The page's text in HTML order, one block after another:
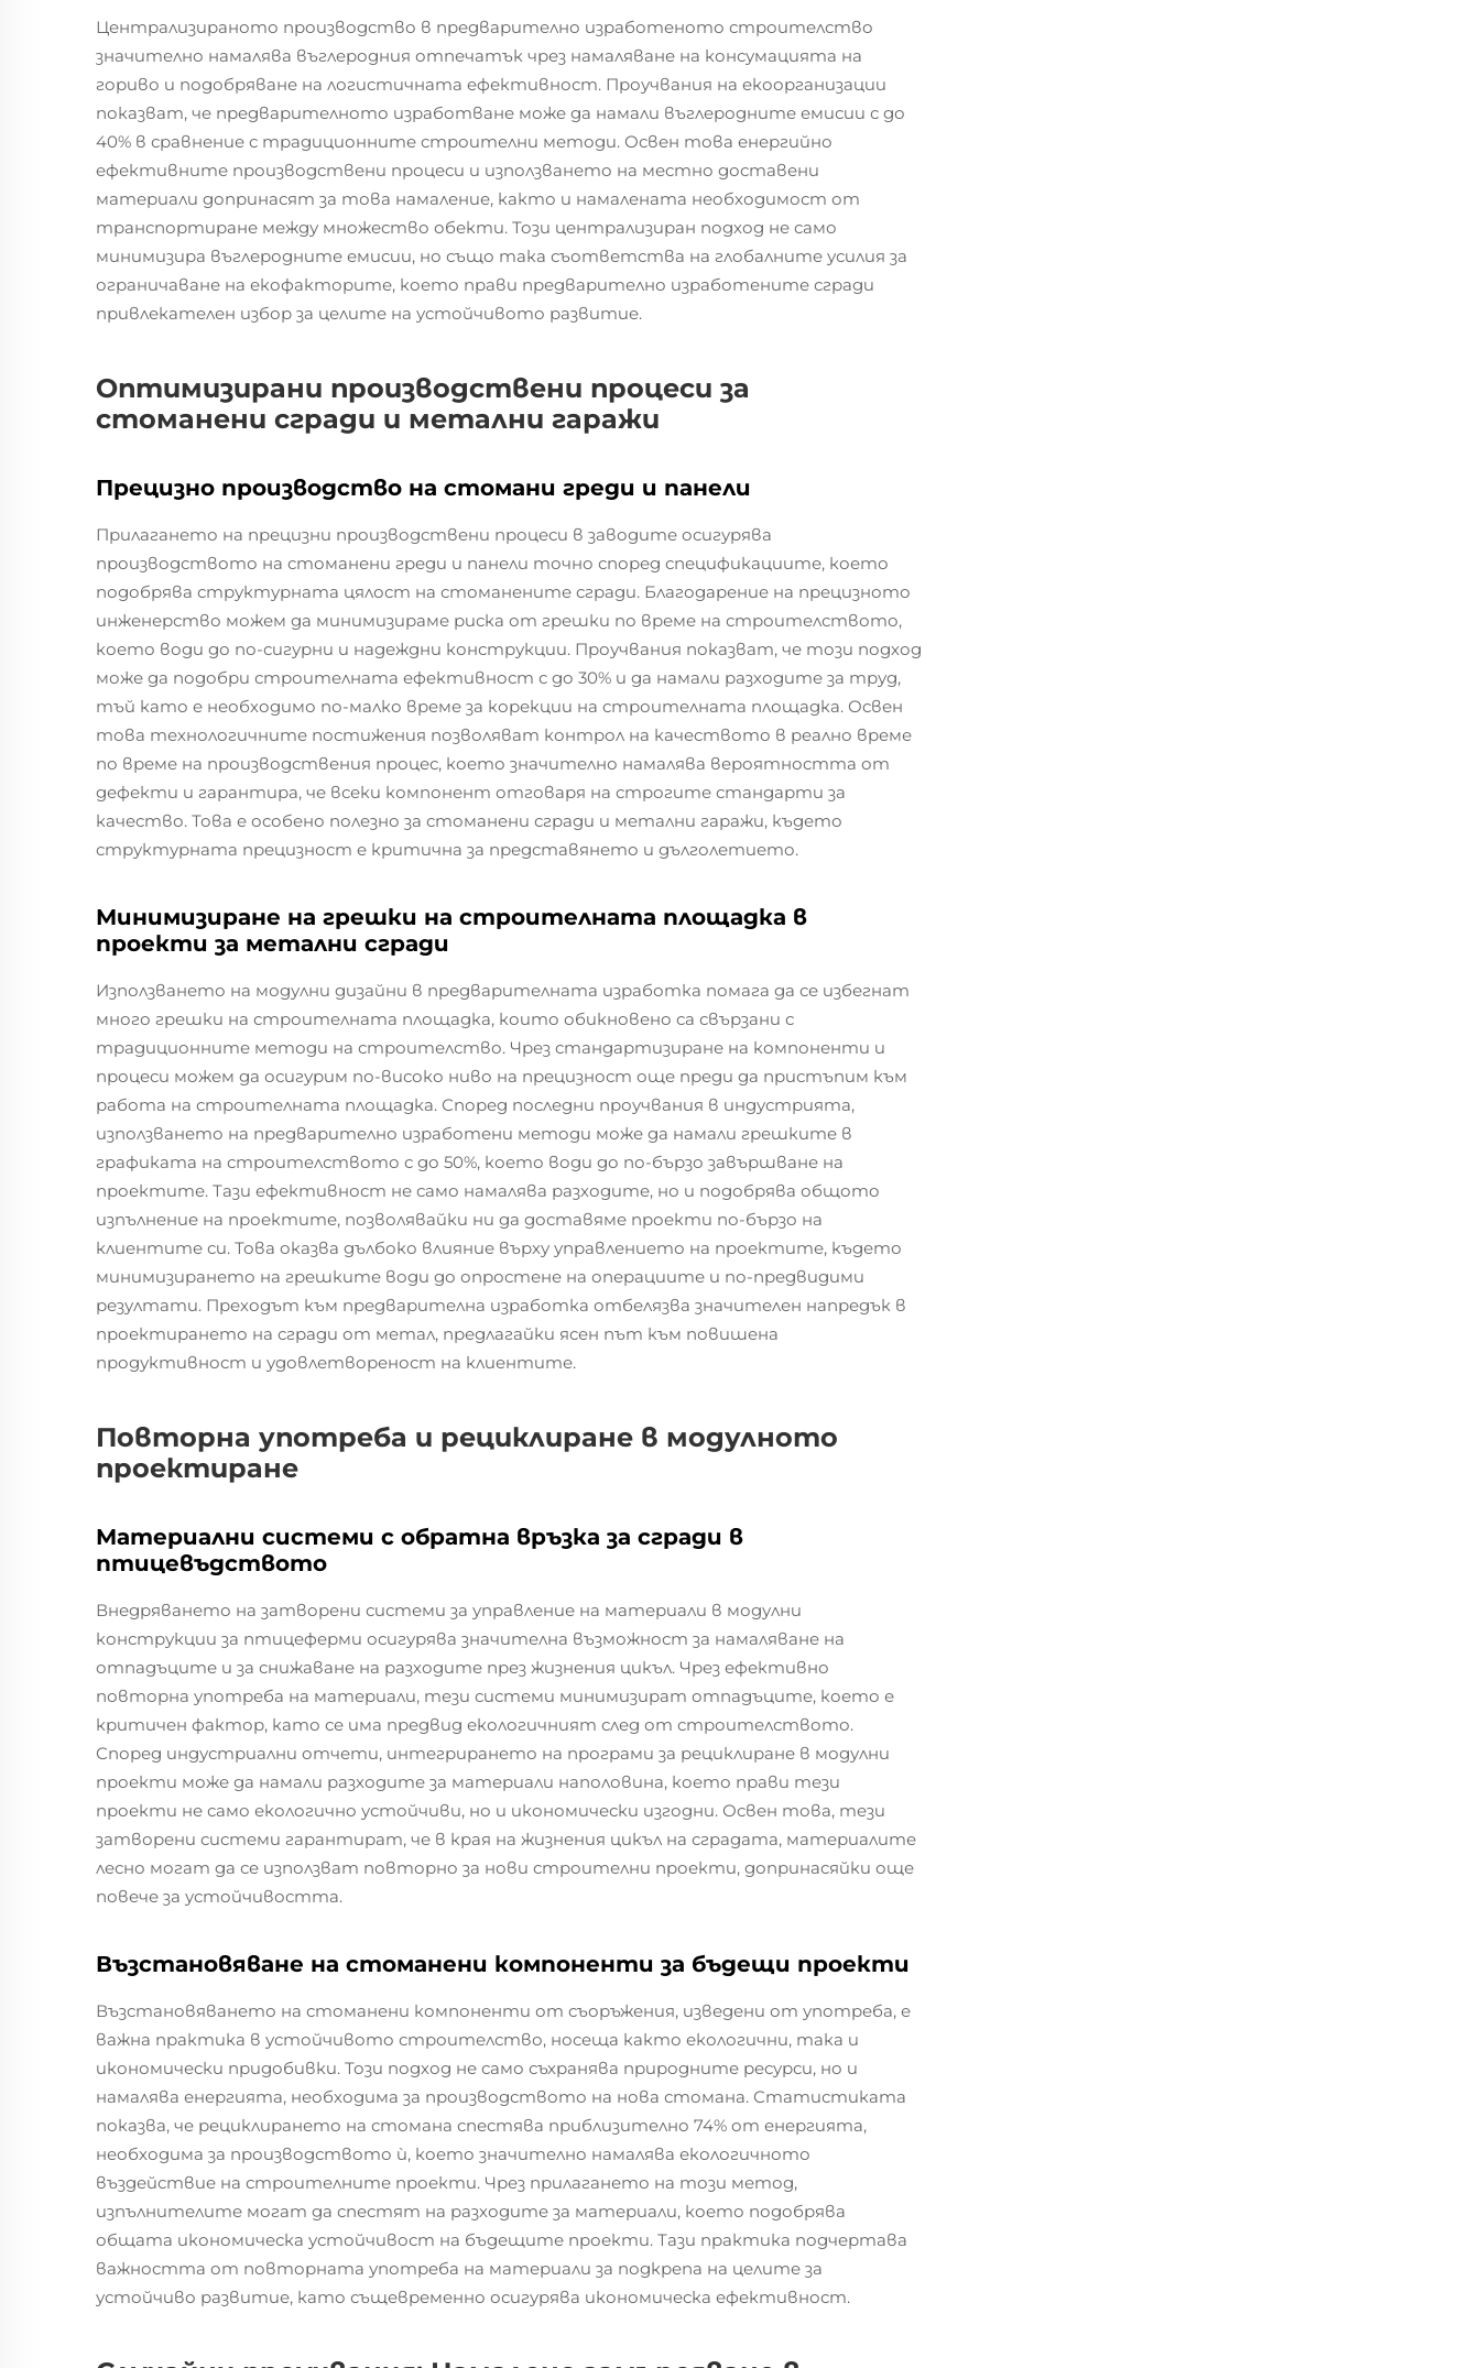
Централизираното производство в предварително изработеното строителство
значително намалява въглеродния отпечатък чрез намаляване на консумацията на
гориво и подобряване на логистичната ефективност. Проучвания на екоорганизации
показват, че предварителното изработване може да намали въглеродните емисии с до
40% в сравнение с традиционните строителни методи. Освен това енергийно
ефективните производствени процеси и използването на местно доставени
материали допринасят за това намаление, както и намалената необходимост от
транспортиране между множество обекти. Този централизиран подход не само
минимизира въглеродните емисии, но също така съответства на глобалните усилия за
ограничаване на екофакторите, което прави предварително изработените сгради
привлекателен избор за целите на устойчивото развитие.
Оптимизирани производствени процеси за
стоманени сгради и метални гаражи
Прецизно производство на стомани греди и панели
Прилагането на прецизни производствени процеси в заводите осигурява
производството на стоманени греди и панели точно според спецификациите, което
подобрява структурната цялост на стоманените сгради. Благодарение на прецизното
инженерство можем да минимизираме риска от грешки по време на строителството,
което води до по-сигурни и надеждни конструкции. Проучвания показват, че този подход
може да подобри строителната ефективност с до 30% и да намали разходите за труд,
тъй като е необходимо по-малко време за корекции на строителната площадка. Освен
това технологичните постижения позволяват контрол на качеството в реално време
по време на производствения процес, което значително намалява вероятността от
дефекти и гарантира, че всеки компонент отговаря на строгите стандарти за
качество. Това е особено полезно за стоманени сгради и метални гаражи, където
структурната прецизност е критична за представянето и дълголетието.
Минимизиране на грешки на строителната площадка в
проекти за метални сгради
Използването на модулни дизайни в предварителната изработка помага да се избегнат
много грешки на строителната площадка, които обикновено са свързани с
традиционните методи на строителство. Чрез стандартизиране на компоненти и
процеси можем да осигурим по-високо ниво на прецизност още преди да пристъпим към
работа на строителната площадка. Според последни проучвания в индустрията,
използването на предварително изработени методи може да намали грешките в
графиката на строителството с до 50%, което води до по-бързо завършване на
проектите. Тази ефективност не само намалява разходите, но и подобрява общото
изпълнение на проектите, позволявайки ни да доставяме проекти по-бързо на
клиентите си. Това оказва дълбоко влияние върху управлението на проектите, където
минимизирането на грешките води до опростене на операциите и по-предвидими
резултати. Преходът към предварителна изработка отбелязва значителен напредък в
проектирането на сгради от метал, предлагайки ясен път към повишена
продуктивност и удовлетвореност на клиентите.
Повторна употреба и рециклиране в модулното
проектиране
Материални системи с обратна връзка за сгради в
птицевъдството
Внедряването на затворени системи за управление на материали в модулни
конструкции за птицеферми осигурява значителна възможност за намаляване на
отпадъците и за снижаване на разходите през жизнения цикъл. Чрез ефективно
повторна употреба на материали, тези системи минимизират отпадъците, което е
критичен фактор, като се има предвид екологичният след от строителството.
Според индустриални отчети, интегрирането на програми за рециклиране в модулни
проекти може да намали разходите за материали наполовина, което прави тези
проекти не само екологично устойчиви, но и икономически изгодни. Освен това, тези
затворени системи гарантират, че в края на жизнения цикъл на сградата, материалите
лесно могат да се използват повторно за нови строителни проекти, допринасяйки още
повече за устойчивостта.
Възстановяване на стоманени компоненти за бъдещи проекти
Възстановяването на стоманени компоненти от съоръжения, изведени от употреба, е
важна практика в устойчивото строителство, носеща както екологични, така и
икономически придобивки. Този подход не само съхранява природните ресурси, но и
намалява енергията, необходима за производството на нова стомана. Статистиката
показва, че рециклирането на стомана спестява приблизително 74% от енергията,
необходима за производството ѝ, което значително намалява екологичното
въздействие на строителните проекти. Чрез прилагането на този метод,
изпълнителите могат да спестят на разходите за материали, което подобрява
общата икономическа устойчивост на бъдещите проекти. Тази практика подчертава
важността от повторната употреба на материали за подкрепа на целите за
устойчиво развитие, като същевременно осигурява икономическа ефективност.